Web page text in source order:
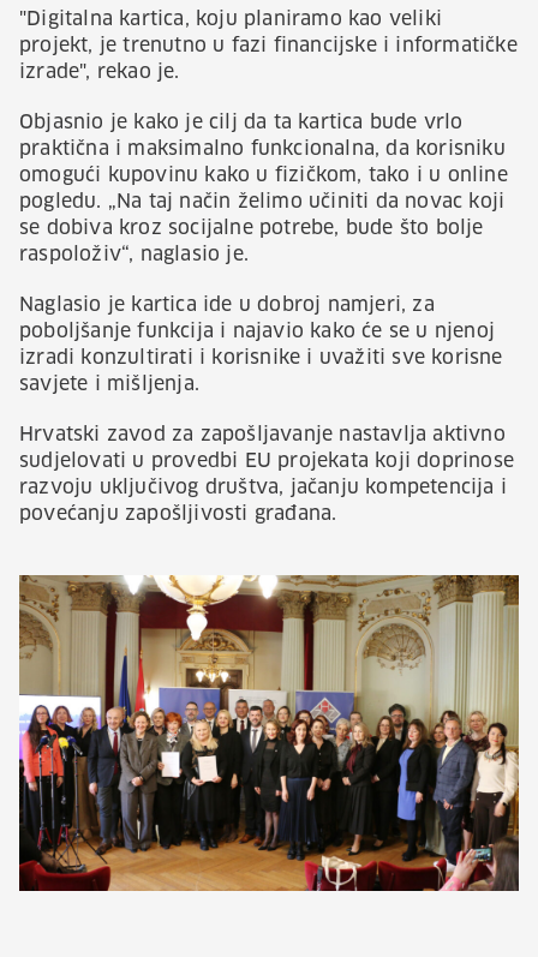
"Digitalna kartica, koju planiramo kao veliki
projekt, je trenutno u fazi financijske i informatičke
izrade", rekao je.
Objasnio je kako je cilj da ta kartica bude vrlo
praktična i maksimalno funkcionalna, da korisniku
omogući kupovinu kako u fizičkom, tako i u online
pogledu. „Na taj način želimo učiniti da novac koji
se dobiva kroz socijalne potrebe, bude što bolje
raspoloživ“, naglasio je.
Naglasio je kartica ide u dobroj namjeri, za
poboljšanje funkcija i najavio kako će se u njenoj
izradi konzultirati i korisnike i uvažiti sve korisne
savjete i mišljenja.
Hrvatski zavod za zapošljavanje nastavlja aktivno
sudjelovati u provedbi EU projekata koji doprinose
razvoju uključivog društva, jačanju kompetencija i
povećanju zapošljivosti građana.